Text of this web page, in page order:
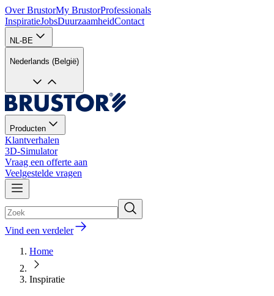
Over BrustorMy BrustorProfessionals
InspiratieJobsDuurzaamheidContact
NL-BE
Nederlands (België)
Producten
Klantverhalen
3D-Simulator
Vraag een offerte aan
Veelgestelde vragen
Vind een verdeler
Home
Inspiratie